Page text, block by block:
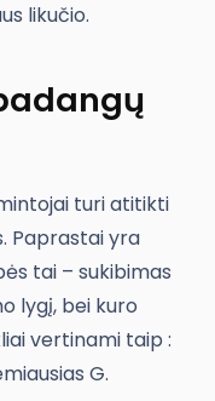
likučio.
turi atitikti
Paprastai yra
tai – sukibimas
lygį, bei kuro
vertinami taip :
G.